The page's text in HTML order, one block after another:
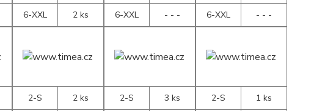
6-XXL
2 ks
6-XXL
- - -
6-XXL
- - -
2-S
2 ks
2-S
3 ks
2-S
1 ks